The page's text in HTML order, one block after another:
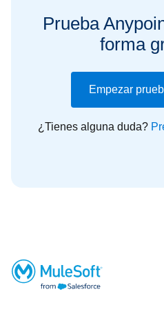
Prueba
forma
Empezar
¿Tienes alguna duda?